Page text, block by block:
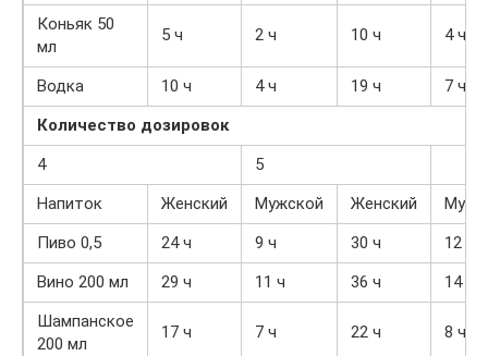
Коньяк 50
мл
5 ч 2 ч 10 ч 4 ч
Водка 10 ч 4 ч 19 ч
7 ч
Количество дозировок
4
5
Напиток
Женский Мужской Женский
Пиво 0,5
24 ч 9 ч 30 ч
12 ч
Вино 200 мл
29 ч 11 ч 36 ч
14 ч
Шампанское
200 мл
17 ч 7 ч 22 ч 8 ч